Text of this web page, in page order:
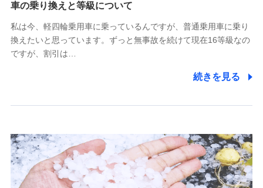
(https://www.tokiomarine-x.co.jp/)
(https://pshoken.co.jp/)
リトルファミリー少額短期保険株式会社
(https://www.littlefamily-ssi.com/)
郵便、電話、およびＥメール等により、当社と取引のあるも
た維持管理等の委託業務遂行のため、またそれらに付帯、関
連する当社および提携会社のサービスを案内、提供するため
（なお、当社は複数の保険会社と取引があり、取得した個人
情報を取引のある他の保険会社の商品・サービスをご提案す
るために利用させていただくことがあります。）
車の乗り換えと等級について
私は今、軽四輪乗用車に乗っているんですが、普通乗用車に乗り
換えたいと思っています。ずっと無事故を続けて現在16等級なの
ですが、割引は…
続きを見る